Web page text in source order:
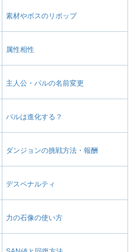
素材やボスのリポップ
属性相性
主人公・パルの名前変更
パルは進化する？
ダンジョンの挑戦方法・報酬
デスペナルティ
力の石像の使い方